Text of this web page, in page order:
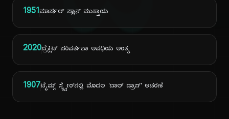
1951ಮಾರ್ಷಲ್ ಪ್ಲಾನ್ ಮುಕ್ತಾಯ
2020ಬ್ರೆಕ್ಸಿಟ್ ಪರಿವರ್ತನಾ ಅವಧಿಯ ಅಂತ್ಯ
1907ಟೈಮ್ಸ್ ಸ್ಕ್ವೇರ್‌ನಲ್ಲಿ ಮೊದಲ 'ಬಾಲ್ ಡ್ರಾಪ್' ಆಚರಣೆ